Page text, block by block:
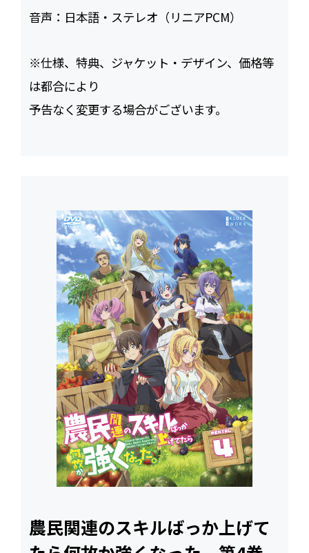
音声： 日本語・ステレオ（リニアPCM）
※仕様、特典、ジャケット・デザイン、価格等
は都合により
予告なく変更する場合がございます。
農民関連のスキルばっか上げて